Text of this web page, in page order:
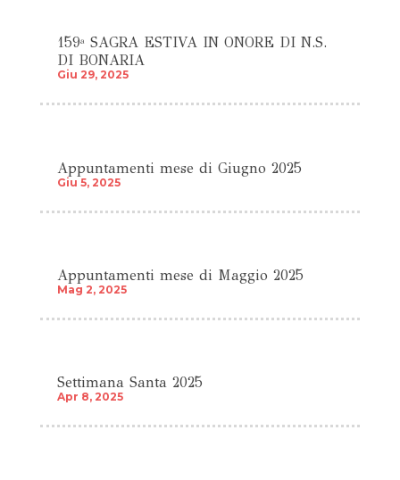
159ª SAGRA ESTIVA IN ONORE DI N.S.
DI BONARIA
Giu 29, 2025
Appuntamenti mese di Giugno 2025
Giu 5, 2025
Appuntamenti mese di Maggio 2025
Mag 2, 2025
Settimana Santa 2025
Apr 8, 2025